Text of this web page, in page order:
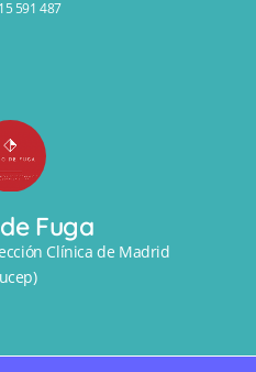
591 487
Fuga
Clínica de Madrid